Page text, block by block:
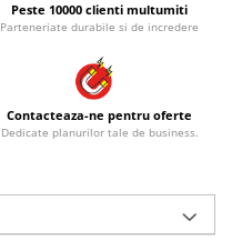
Peste 10000 clienti multumiti
Parteneriate durabile si de incredere
Contacteaza-ne pentru oferte
Dedicate planurilor tale de business.